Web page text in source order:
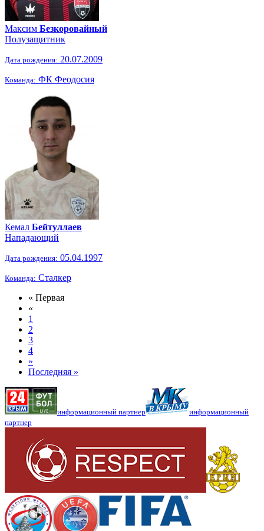
Максим Безкоровайный
Полузащитник
Дата рождения: 20.07.2009
Команда: ФК Феодосия
Кемал Бейтуллаев
Нападающий
Дата рождения: 05.04.1997
Команда: Сталкер
« Первая
«
1
2
3
4
»
Последняя »
информационный партнер
информационный
партнер